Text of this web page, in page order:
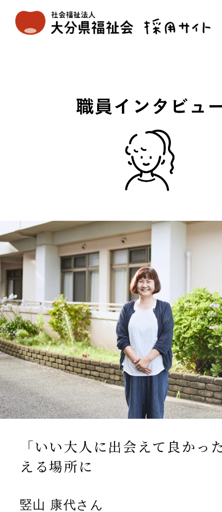
「いい大人に出会えて良かっ
える場所に
竪山 康代さん